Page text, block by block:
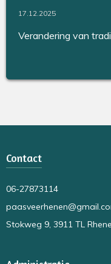
17.12.2025
Verandering van
Contact
06-27873114
Stokweg 9, 3911 TL